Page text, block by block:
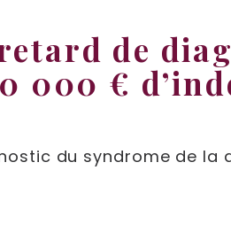
de
000 €
du syndrome de la